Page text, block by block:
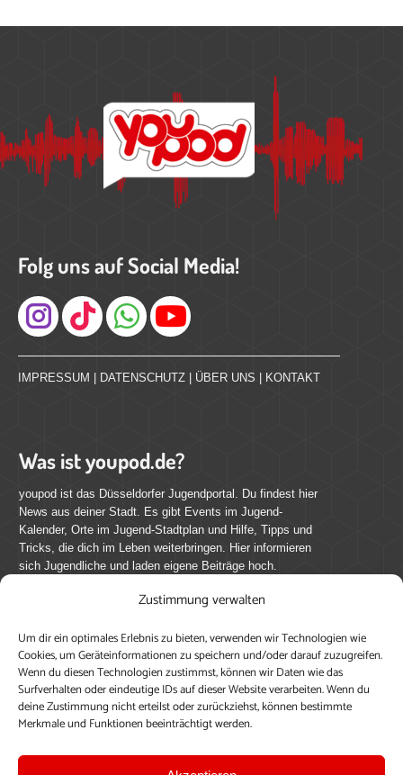
Zustimmung verwalten
Um dir ein optimales Erlebnis zu bieten, verwenden wir Technologien wie
Cookies, um Geräteinformationen zu speichern und/oder darauf zuzugreifen.
Wenn du diesen Technologien zustimmst, können wir Daten wie das
Surfverhalten oder eindeutige IDs auf dieser Website verarbeiten. Wenn du
deine Zustimmung nicht erteilst oder zurückziehst, können bestimmte
Merkmale und Funktionen beeinträchtigt werden.
Folg uns auf Social Media!
Instagram
IMPRESSUM | DATENSCHUTZ | ÜBER UNS | KONTAKT
Was ist youpod.de?
youpod ist das Düsseldorfer Jugendportal. Du findest hier
News aus deiner Stadt. Es gibt Events im Jugend-
Kalender, Orte im Jugend-Stadtplan und Hilfe, Tipps und
Tricks, die dich im Leben weiterbringen. Hier informieren
sich Jugendliche und laden eigene Beiträge hoch.
youpod.de lebt von Menschen wie dir. Sammel
journalistische Erfahrung, teile deine Perspektive und
veröffentliche deine Beiträge auf youpod.de.Du musst
dich anmelden, um alle Funktionen nutzen zu können, ein
Profil anzulegen, eigene Beiträge hochzuladen und zu